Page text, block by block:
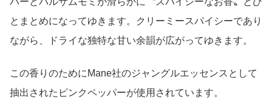
とまとめになってゆきます。クリーミースパイシーであり
ながら、ドライな独特な甘い余韻が広がってゆきます。
この香りのためにMane社のジャングルエッセンスとして
抽出されたピンクペッパーが使用されています。